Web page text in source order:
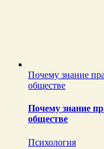
Почему знание
обществе
Почему знание
обществе
Психология